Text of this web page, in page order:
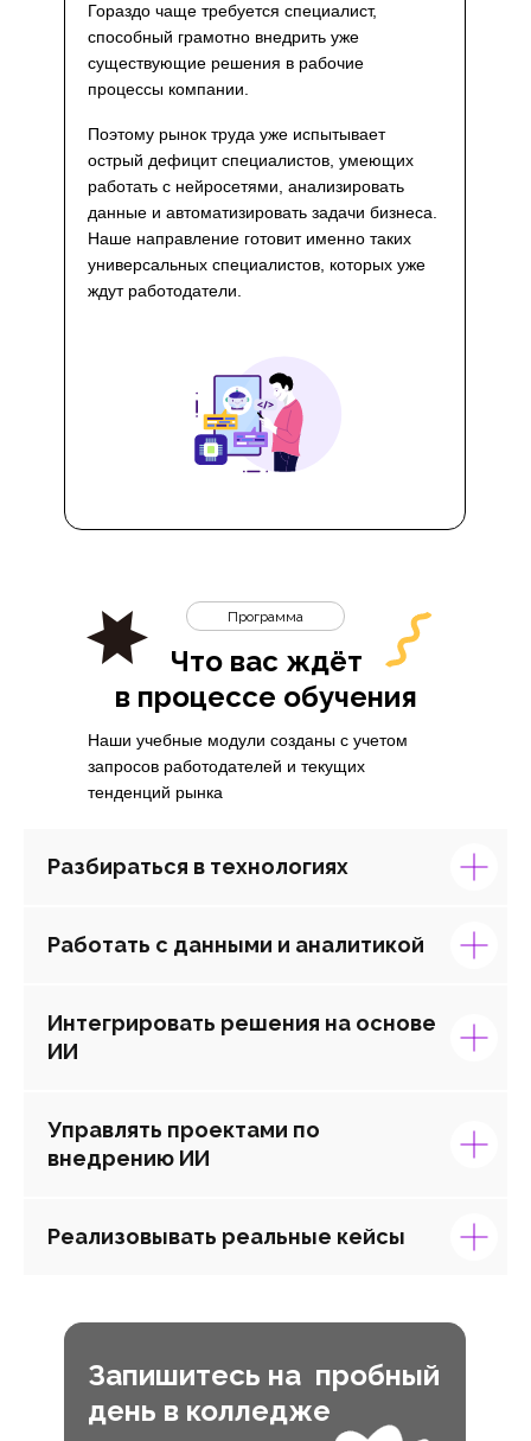
Гораздо чаще требуется специалист,
способный грамотно внедрить уже
существующие решения в рабочие
процессы компании.
Поэтому рынок труда уже испытывает
острый дефицит специалистов, умеющих
работать с нейросетями, анализировать
данные и автоматизировать задачи бизнеса.
Наше направление готовит именно таких
универсальных специалистов, которых уже
ждут работодатели.
Что вас ждёт
в процессе обучения
Программа
Наши учебные модули созданы с учетом
запросов работодателей и текущих
тенденций рынка
Разбираться в технологиях
Работать с данными и аналитикой
Интегрировать решения на основе
ИИ
Управлять проектами по
внедрению ИИ
Реализовывать реальные кейсы
Запишитесь на пробный
день в колледже